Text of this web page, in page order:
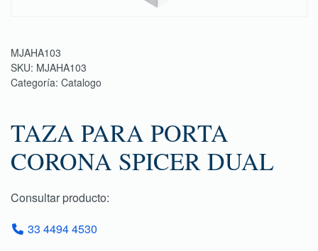
MJAHA103
SKU: MJAHA103
Categoría: Catalogo
TAZA PARA PORTA
CORONA SPICER DUAL
Consultar producto:
33 4494 4530